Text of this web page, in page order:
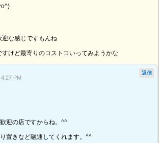
な感じですもんね
けど最寄りのコストコいってみようかな
PM
迎の店ですからね。^^
置きなど融通してくれます。^^
返信